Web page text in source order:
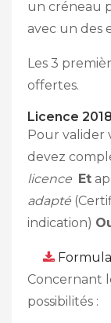
un créneau
avec un des
Les 3
offertes.
Licence
Pour valider
devez
licence Et
adapté
indication)
Concernant
possibilités :